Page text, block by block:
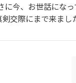
に今、お世話にな
交際にまで来まし